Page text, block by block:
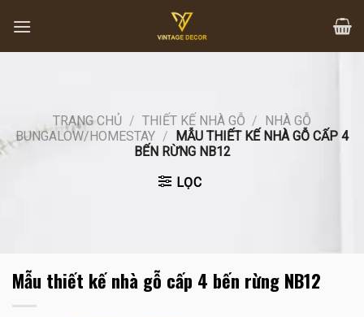
content
TRANG CHỦ / THIẾT KẾ NHÀ GỖ / NHÀ GỖ
BUNGALOW/HOMESTAY /
MẪU THIẾT KẾ NHÀ GỖ CẤP 4
BẾN RỪNG NB12
LỌC
Mẫu thiết kế nhà gỗ cấp 4 bến rừng NB12